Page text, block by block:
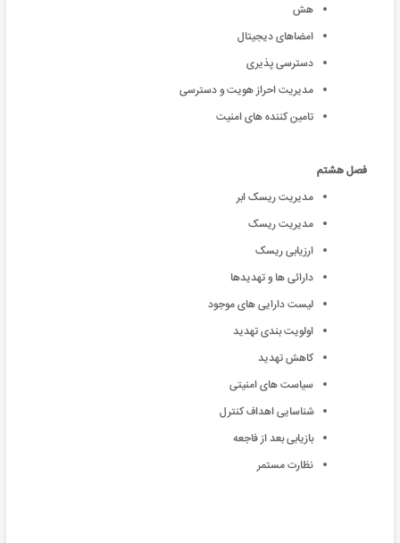
هش
امضاهای دیجیتال
دسترسی پذیری
مدیریت احراز هویت و دسترسی
تامین کننده های امنیت
فصل هشتم
مدیریت ریسک ابر
مدیریت ریسک
ارزیابی ریسک
دارائی ها و تهدیدها
لیست دارایی های موجود
اولویت بندی تهدید
کاهش تهدید
سیاست های امنیتی
شناسایی اهداف کنترل
بازیابی بعد از فاجعه
نظارت مستمر